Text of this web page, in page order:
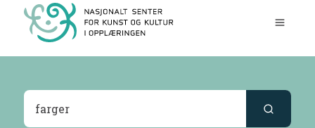
Søkeresultater